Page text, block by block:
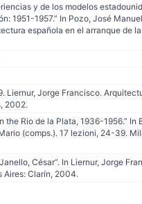
y de los modelos
1951-1957.” In Pozo, José
española en el arranque de
Liernur, Jorge Francisco.
2002.
Rio de la Plata, 1936-1956.” In
(comps.). 17 lezioni, 24-39.
César”. In Liernur, Jorge
Aires: Clarín, 2004.